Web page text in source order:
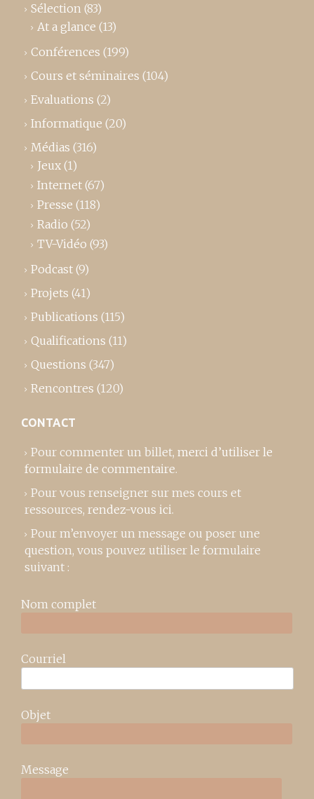
Sélection (83)
At a glance (13)
Conférences (199)
Cours et séminaires (104)
Evaluations (2)
Informatique (20)
Médias (316)
Jeux (1)
Internet (67)
Presse (118)
Radio (52)
TV-Vidéo (93)
Podcast (9)
Projets (41)
Publications (115)
Qualifications (11)
Questions (347)
Rencontres (120)
CONTACT
Pour commenter un billet, merci d’utiliser le
formulaire de commentaire.
Pour vous renseigner sur mes cours et
ressources, rendez-vous ici.
Pour m’envoyer un message ou poser une
question, vous pouvez utiliser le formulaire
suivant :
Nom complet
Courriel
Objet
Message